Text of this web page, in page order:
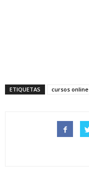
ETIQUETAS cursos online